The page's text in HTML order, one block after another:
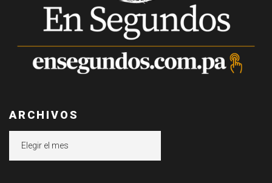
ARCHIVOS